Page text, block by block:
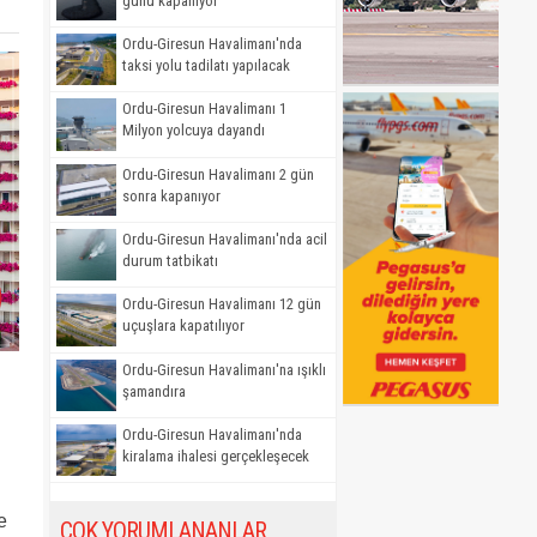
Ordu-Giresun Havalimanı'nda
taksi yolu tadilatı yapılacak
Ordu-Giresun Havalimanı 1
Milyon yolcuya dayandı
Ordu-Giresun Havalimanı 2 gün
sonra kapanıyor
Ordu-Giresun Havalimanı'nda acil
durum tatbikatı
Ordu-Giresun Havalimanı 12 gün
uçuşlara kapatılıyor
Ordu-Giresun Havalimanı'na ışıklı
şamandıra
Ordu-Giresun Havalimanı'nda
kiralama ihalesi gerçekleşecek